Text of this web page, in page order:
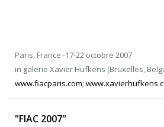
Paris, France -17-22 octobre 2007
in galerie Xavier Hufkens (Bruxelles,
www.fiacparis.com;
"FIAC 2007"